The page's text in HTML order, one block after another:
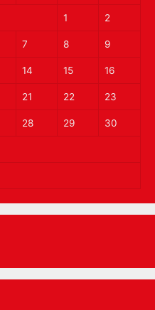
1 2
7 8 9
14 15 16
21 22 23
28 29 30